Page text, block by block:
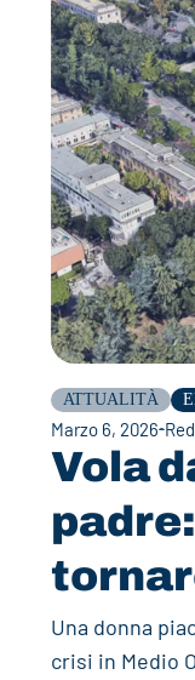
ATTUALITÀ
Marzo 6, 2026
Vola
Una donna
crisi in Medio